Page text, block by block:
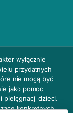
wyłącznie
przydatnych
nie mogą być
jako pomoc
pielęgnacji dzieci.
konkretnych